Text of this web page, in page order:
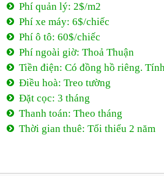
Phí quản lý: 2$/m2
Phí xe máy: 6$/chiếc
Phí ô tô: 60$/chiếc
Phí ngoài giờ: Thoả Thuận
Tiền điện: Có đồng hồ riêng.
Điều hoà: Treo tường
Đặt cọc: 3 tháng
Thanh toán: Theo tháng
Thời gian thuê: Tối thiểu 2 năm